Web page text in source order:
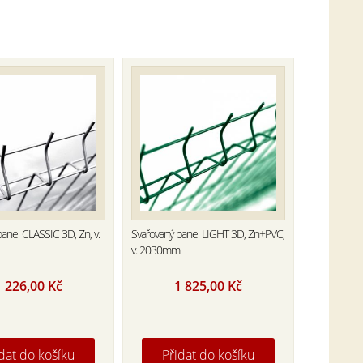
CLASSIC 3D, Zn, v.
226,00 Kč
do košíku
Svařovaný panel LIGHT 3D, Zn+PVC,
v. 2030mm
1 825,00 Kč
Přidat do košíku